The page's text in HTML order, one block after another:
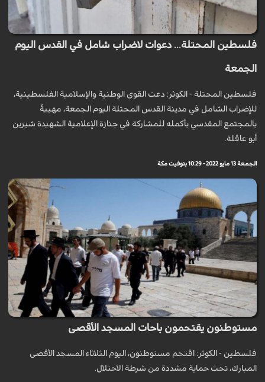
فلسطين المحتلة... دعوات لاضراب شامل في القدس اليوم
الجمعة
فلسطين المحتلة - الكوثر: دعت القوى الوطنية والإسلامية الفلسطينية،
للإضراب الشامل في مدينة القدس المحتلة اليوم الجمعة، مهيبةً
بالمجتمع المقدسي بأكمله للمشاركة في جنازة الإعلامية الشهيدة شيرين
أبو عاقلة.
الجمعة 13 مايو 2022 - 10:29 بتوقيت مكة
مستوطنون يقتحمون باحات المسجد الأقصى
فلسطين - الكوثر: اقتحم مستوطنون، اليوم الثلاثاء المسجد الأقصى
المبارك، تحت حماية مشددة من شرطة الاحتلال.